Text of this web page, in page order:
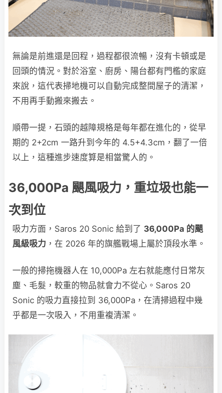
無論是前進還是回程，過程都很流暢，沒有卡頓或是
回頭的情況。對於浴室、廚房、陽台都有門檻的家庭
來說，這代表掃地機可以自動完成整間屋子的清潔，
不用再手動搬來搬去。
順帶一提，石頭的越障規格是每年都在進化的，從早
期的 2+2cm 一路升到今年的 4.5+4.3cm，翻了一倍
以上，這種進步速度算是相當驚人的。
36,000Pa 颶風吸力，重垃圾也能一
次到位
吸力方面，Saros 20 Sonic 給到了 36,000Pa 的颶
風級吸力 ，在 2026 年的旗艦戰場上屬於頂段水準。
一般的掃拖機器人在 10,000Pa 左右就能應付日常灰
塵、毛髮，較重的物品就會力不從心。Saros 20
Sonic 的吸力直接拉到 36,000Pa，在清掃過程中幾
乎都是一次吸入，不用重複清潔。